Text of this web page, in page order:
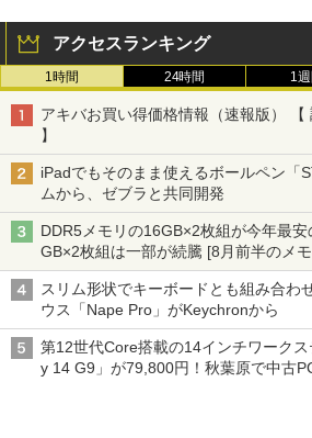
アクセスランキング
1時間 24時間 1
アキバお買い得価格情報（速報版） 【
】
iPadでもそのまま使えるボールペン「
ムから、ゼブラと共同開発
DDR5メモリの16GB×2枚組が今年最
GB×2枚組は一部が続騰 [8月前半のメ
スリム形状でキーボードとも組み合わ
ウス「Nape Pro」がKeychronから
第12世代Core搭載の14インチワーク
y 14 G9」が79,800円！秋葉原で中古